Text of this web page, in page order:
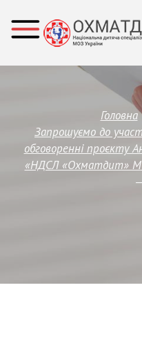
Головна
Запрошуємо до
обговоренні проєкту
«НДСЛ «Охматдит»
—